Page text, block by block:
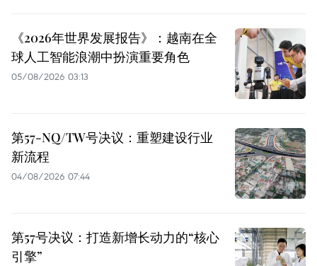
《2026年世界发展报告》：越南在全
球人工智能浪潮中扮演重要角色
05/08/2026 03:13
第57-NQ/TW号决议：重塑建设行业
新流程
04/08/2026 07:44
第57号决议：打造新增长动力的“核心
引擎”